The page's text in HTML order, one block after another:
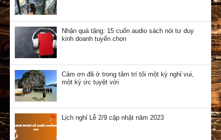
Nhận quà tặng: 15 cuốn audio sách nói tư duy
kinh doanh tuyển chọn
Cảm ơn đã ở trong tâm trí tôi một kỳ nghỉ vui,
một ký ức tuyệt vời
Lịch nghỉ Lễ 2/9 cập nhật năm 2023